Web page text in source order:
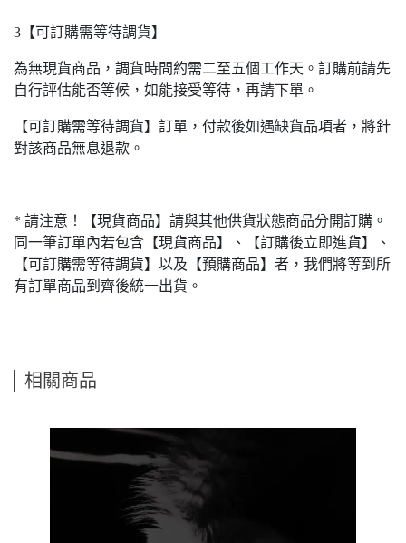
3【可訂購需等待調貨】
為無現貨商品，調貨時間約需二至五個工作天。訂購前請先
自行評估能否等候，如能接受等待，再請下單。
【可訂購需等待調貨】訂單，付款後如遇缺貨品項者，將針
對該商品無息退款。
* 請注意！【現貨商品】請與其他供貨狀態商品分開訂購。
同一筆訂單內若包含【現貨商品】、【訂購後立即進貨】、
【可訂購需等待調貨】以及【預購商品】者，我們將等到所
有訂單商品到齊後統一出貨。
相關商品